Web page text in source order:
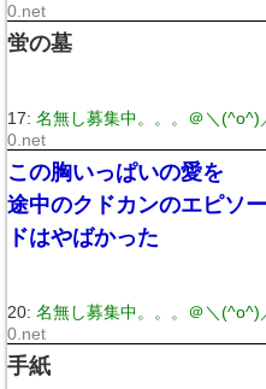
0.net
蛍の墓
17: 名無し募集中。。。＠＼(^o^)
0.net
この胸いっぱいの愛を
途中のクドカンのエピソ
ドはやばかった
20: 名無し募集中。。。＠＼(^o^)
0.net
手紙